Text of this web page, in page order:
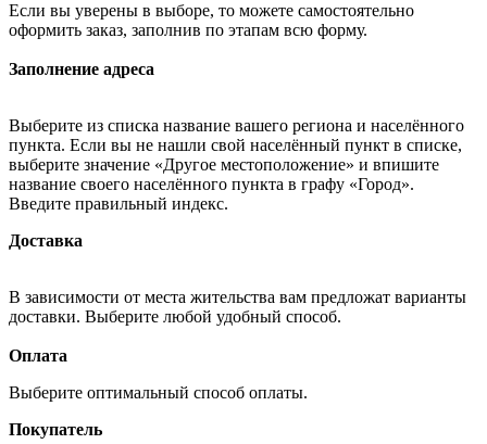
Если вы уверены в выборе, то можете самостоятельно
оформить заказ, заполнив по этапам всю форму.
Заполнение адреса
Выберите из списка название вашего региона и населённого
пункта. Если вы не нашли свой населённый пункт в списке,
выберите значение «Другое местоположение» и впишите
название своего населённого пункта в графу «Город».
Введите правильный индекс.
Доставка
В зависимости от места жительства вам предложат варианты
доставки. Выберите любой удобный способ.
Оплата
Выберите оптимальный способ оплаты.
Покупатель